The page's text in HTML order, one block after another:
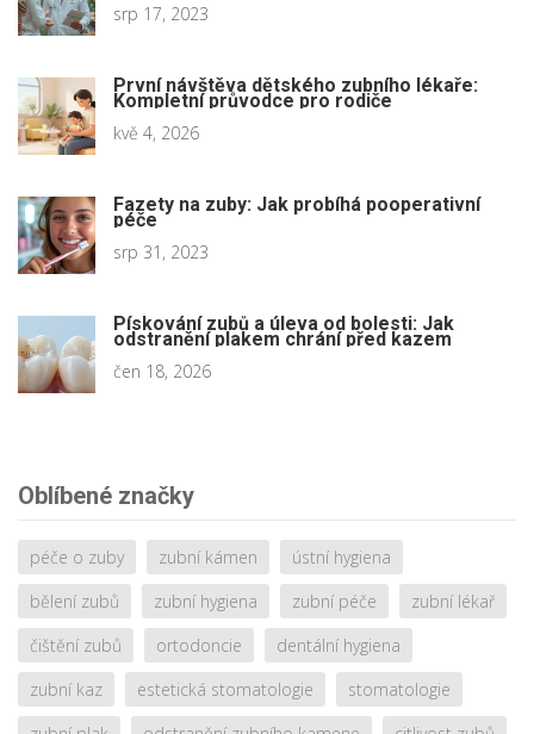
srp 17, 2023
První návštěva dětského zubního lékaře:
Kompletní průvodce pro rodiče
kvě 4, 2026
Fazety na zuby: Jak probíhá pooperativní
péče
srp 31, 2023
Pískování zubů a úleva od bolesti: Jak
odstranění plakem chrání před kazem
čen 18, 2026
Oblíbené značky
péče o zuby zubní kámen
ústní hygiena
bělení zubů
zubní hygiena zubní péče
zubní lékař
čištění zubů
ortodoncie
dentální hygiena
zubní kaz
estetická stomatologie
stomatologie